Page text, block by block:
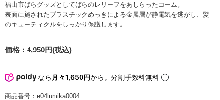
福山市ばらグッズとしてばらのレリーフをあしらったコーム。
表面に施されたプラスチックめっきによる金属層が静電気を逃がし、髪
のキューティクルをしっかり保護します。
価格： 4,950円(税込)
なら 月々1,650円から。分割手数料無料
商品番号： e04lumika0004